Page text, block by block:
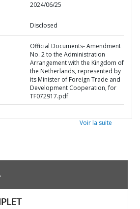
2024/06/25
Disclosed
Official Documents- Amendment
No. 2 to the Administration
Arrangement with the Kingdom of
the Netherlands, represented by
its Minister of Foreign Trade and
Development Cooperation, for
TF072917.pdf
Voir la suite